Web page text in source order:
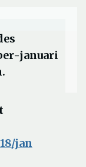
januari
jan